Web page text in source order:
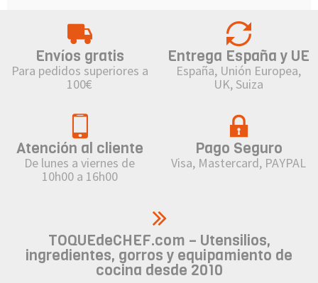
Envíos gratis
Para pedidos superiores a
100€
Entrega España y UE
España, Unión Europea,
UK, Suiza
Atención al cliente
De lunes a viernes de
10h00 a 16h00
Pago Seguro
Visa, Mastercard, PAYPAL
TOQUEdeCHEF.com – Utensilios,
ingredientes, gorros y equipamiento de
cocina desde 2010